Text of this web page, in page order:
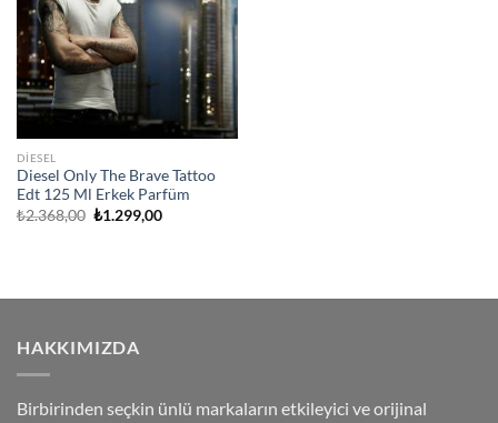
DIESEL
Diesel Only The Brave Tattoo
Edt 125 Ml Erkek Parfüm
₺2.368,00 Orijinal
₺1.299,00Şu
HAKKIMIZDA
Birbirinden seçkin ünlü markaların etkileyici ve orijinal